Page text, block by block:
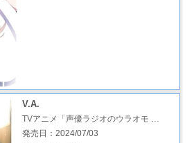
V.A.
TVアニメ「声優ラジオのウラオモ …
発売日：2024/07/03